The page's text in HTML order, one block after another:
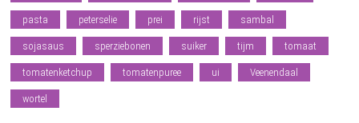
pasta peterselie prei rijst sambal
sojasaus sperziebonen suiker tijm tomaat
tomatenketchup tomatenpuree ui Veenendaal
wortel